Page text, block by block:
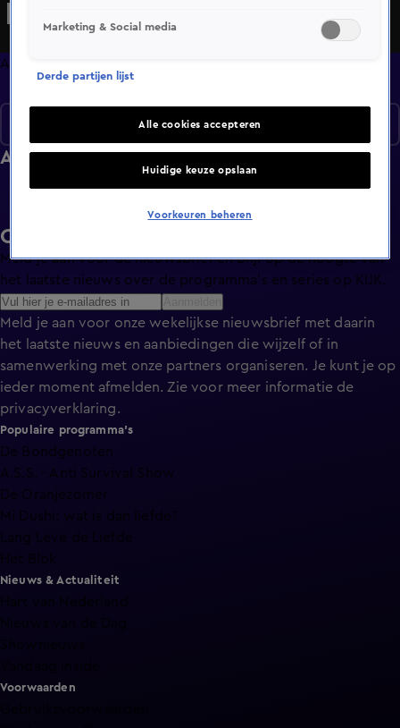
Afleveringen
Afleveringen
Ontvang de KIJK-nieuwsbrief
Meld je aan voor de nieuwsbrief en blijf op de hoogte van
het laatste nieuws over de programma’s en series op KIJK.
Meld je aan voor onze wekelijkse nieuwsbrief met daarin
het laatste nieuws en aanbiedingen die wijzelf of in
samenwerking met onze partners organiseren. Je kunt je op
ieder moment afmelden. Zie voor meer informatie de
privacyverklaring.
Populaire programma's
De Bondgenoten
A.S.S. - Anti Survival Show
De Oranjezomer
Mi Dushi: wat is dan liefde?
Lang Leve de Liefde
Het Blok
Nieuws & Actualiteit
Voorwaarden
Marketing & Social media
Derde partijen lijst
Alle cookies accepteren
Huidige keuze opslaan
Voorkeuren beheren